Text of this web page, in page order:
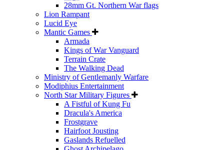
28mm Gt. Northern War flags
Lion Rampant
Lucid Eye
Mantic Games
Armada
Kings of War Vanguard
Terrain Crate
The Walking Dead
Ministry of Gentlemanly Warfare
Modiphius Entertainment
North Star Military Figures
A Fistful of Kung Fu
Dracula's America
Frostgrave
Hairfoot Jousting
Gaslands Refuelled